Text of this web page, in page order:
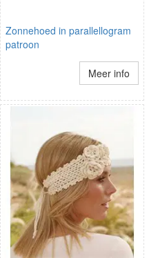
Zonnehoed in parallellogram
patroon
Meer info